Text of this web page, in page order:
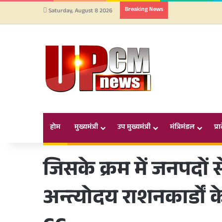
Saturday, August 8 2026 Breaking News
होम मुख्यमंत्री उप मुख्यमंत्री मंत्रिमंडल
जिसके क्रम में जनपदों
अन्त्योदय